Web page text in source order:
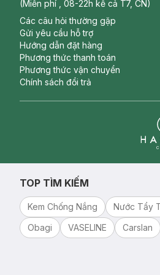
(Miễn phí , 08-22h kể cả T7, CN)
Các câu hỏi thường gặp
Gửi yêu cầu hỗ trợ
Hướng dẫn đặt hàng
Phương thức thanh toán
Phương thức vận chuyển
Chính sách đổi trả
TOP TÌM KIẾM
Kem Chống Nắng Nước Tẩy
Obagi
VASELINE Carslan